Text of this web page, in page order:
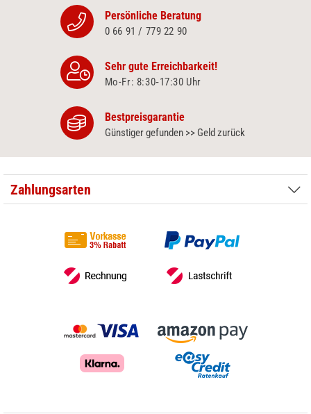
Persönliche Beratung
0 66 91 / 779 22 90
Sehr gute Erreichbarkeit!
Mo-Fr: 8:30‑17:30 Uhr
Bestpreisgarantie
Günstiger gefunden >> Geld zurück
Zahlungsarten